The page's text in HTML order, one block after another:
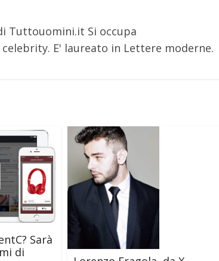
Tuttouomini.it Si occupa
E' laureato in Lettere moderne.
Sarà
di